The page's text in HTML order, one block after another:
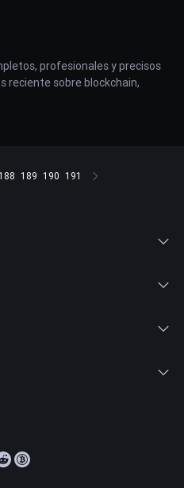
profesionales y precisos
reciente sobre blockchain,
188 189 190 191